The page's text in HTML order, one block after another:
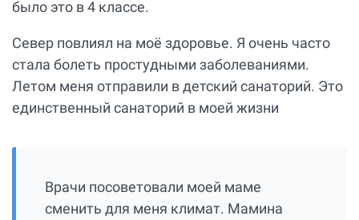
было это в 4 классе.
Север повлиял на моё здоровье. Я очень часто
стала болеть простудными заболеваниями.
Летом меня отправили в детский санаторий. Это
единственный санаторий в моей жизни
Врачи посоветовали моей маме
сменить для меня климат. Мамина